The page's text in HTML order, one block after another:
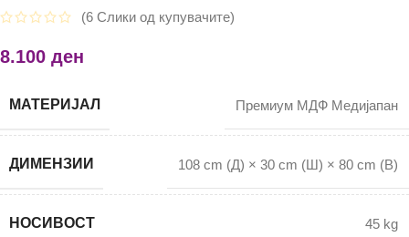
(6 Слики од купувачите)
8.100 ден
МАТЕРИЈАЛ Премиум МДФ Медијапан
ДИМЕНЗИИ 108 cm (Д) × 30 cm (Ш) × 80 cm (В)
НОСИВОСТ 45 kg